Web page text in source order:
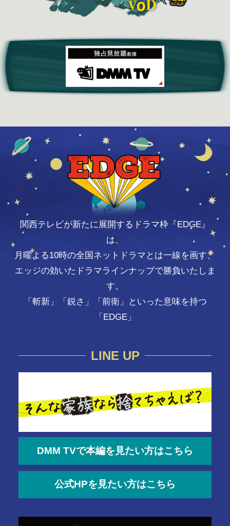
関西テレビが新たに展開するドラマ枠『EDGE』
は、
月曜よる10時の全国ネットドラマとは一線を画す、
エッジの効いたドラマラインナップで勝負いたしま
す。
「斬新」「鋭さ」「前衛」といった意味を持つ
「EDGE」
LINE UP
DMM TVで本編を見たい方はこちら
公式HPを見たい方はこちら